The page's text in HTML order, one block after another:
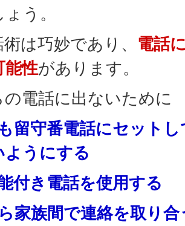
う。
は巧妙であり、 電話
能性があります。
電話に出ないために
留守番電話にセット
ようにする
付き電話を使用する
家族間で連絡を取り合